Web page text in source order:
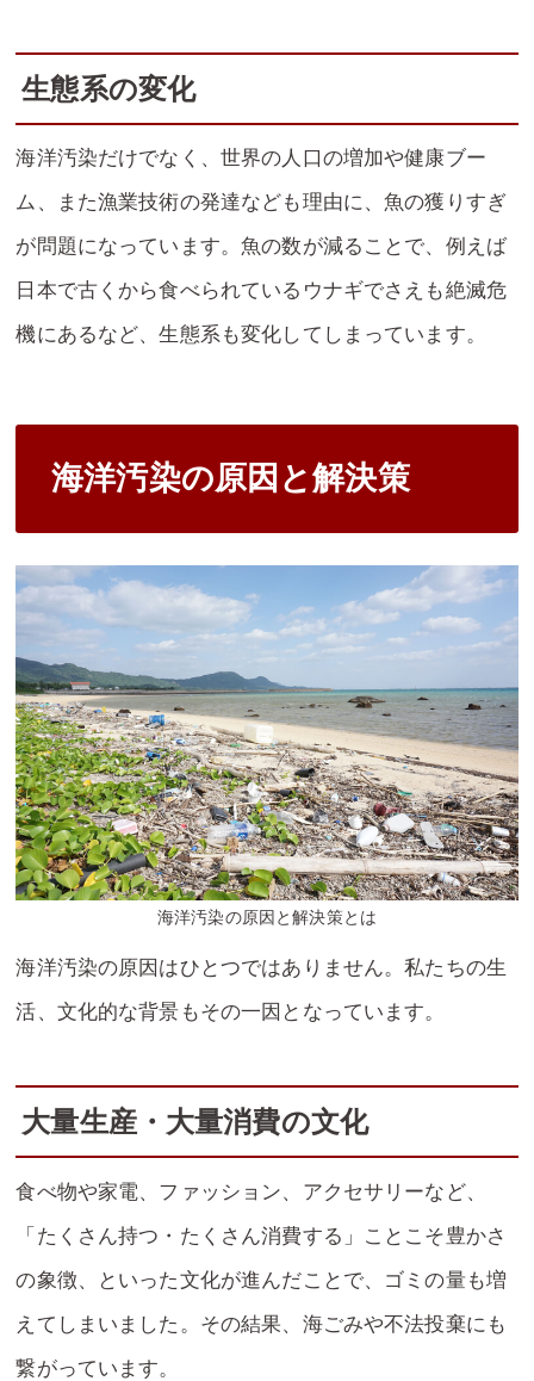
生態系の変化
海洋汚染だけでなく、世界の人口の増加や健康ブー
ム、また漁業技術の発達なども理由に、魚の獲りすぎ
が問題になっています。魚の数が減ることで、例えば
日本で古くから食べられているウナギでさえも絶滅危
機にあるなど、生態系も変化してしまっています。
海洋汚染の原因と解決策
海洋汚染の原因と解決策とは
海洋汚染の原因はひとつではありません。私たちの生
活、文化的な背景もその一因となっています。
大量生産・大量消費の文化
食べ物や家電、ファッション、アクセサリーなど、
「たくさん持つ・たくさん消費する」ことこそ豊かさ
の象徴、といった文化が進んだことで、ゴミの量も増
えてしまいました。その結果、海ごみや不法投棄にも
繋がっています。